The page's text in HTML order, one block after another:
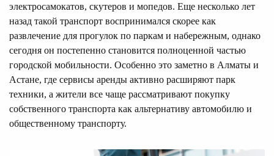
электросамокатов, скутеров и мопедов. Еще несколько лет
назад такой транспорт воспринимался скорее как
развлечение для прогулок по паркам и набережным, однако
сегодня он постепенно становится полноценной частью
городской мобильности. Особенно это заметно в Алматы и
Астане, где сервисы аренды активно расширяют парк
техники, а жители все чаще рассматривают покупку
собственного транспорта как альтернативу автомобилю и
общественному транспорту.